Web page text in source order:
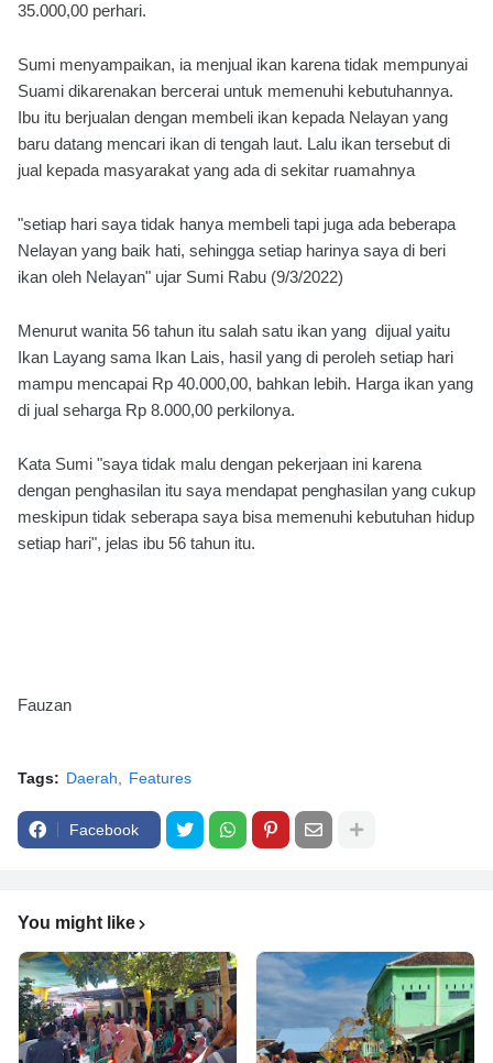
35.000,00 perhari.
Sumi menyampaikan, ia menjual ikan karena tidak mempunyai
Suami dikarenakan bercerai untuk memenuhi kebutuhannya.
Ibu itu berjualan dengan membeli ikan kepada Nelayan yang
baru datang mencari ikan di tengah laut. Lalu ikan tersebut di
jual kepada masyarakat yang ada di sekitar ruamahnya
"setiap hari saya tidak hanya membeli tapi juga ada beberapa
Nelayan yang baik hati, sehingga setiap harinya saya di beri
ikan oleh Nelayan" ujar Sumi Rabu (9/3/2022)
Menurut wanita 56 tahun itu salah satu ikan yang dijual yaitu
Ikan Layang sama Ikan Lais, hasil yang di peroleh setiap hari
mampu mencapai Rp 40.000,00, bahkan lebih. Harga ikan yang
di jual seharga Rp 8.000,00 perkilonya.
Kata Sumi "saya tidak malu dengan pekerjaan ini karena
dengan penghasilan itu saya mendapat penghasilan yang cukup
meskipun tidak seberapa saya bisa memenuhi kebutuhan hidup
setiap hari", jelas ibu 56 tahun itu.
Fauzan
Tags: Daerah Features
Facebook
You might like